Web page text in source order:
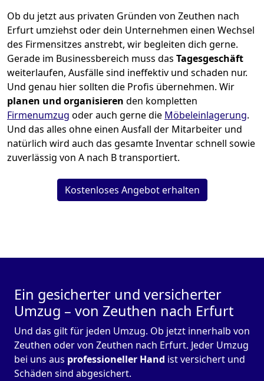
Ob du jetzt aus privaten Gründen von Zeuthen nach
Erfurt umziehst oder dein Unternehmen einen Wechsel
des Firmensitzes anstrebt, wir begleiten dich gerne.
Gerade im Businessbereich muss das Tagesgeschäft
weiterlaufen, Ausfälle sind ineffektiv und schaden nur.
Und genau hier sollten die Profis übernehmen. Wir
planen und organisieren den kompletten
Firmenumzug oder auch gerne die Möbeleinlagerung.
Und das alles ohne einen Ausfall der Mitarbeiter und
natürlich wird auch das gesamte Inventar schnell sowie
zuverlässig von A nach B transportiert.
Kostenloses Angebot erhalten
Ein gesicherter und versicherter
Umzug – von Zeuthen nach Erfurt
Und das gilt für jeden Umzug. Ob jetzt innerhalb von
Zeuthen oder von Zeuthen nach Erfurt. Jeder Umzug
bei uns aus professioneller Hand ist versichert und
Schäden sind abgesichert.